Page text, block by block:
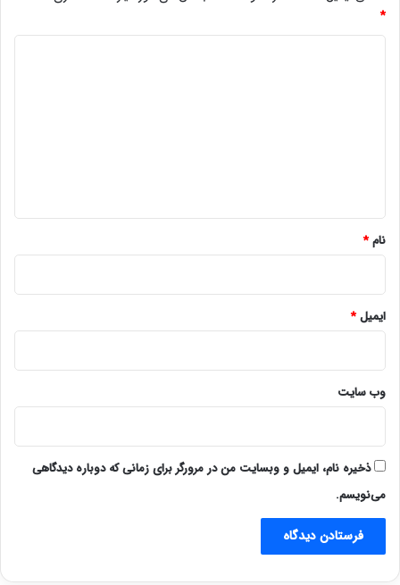
*
نام*
ایمیل*
وب‌ سایت
ذخیره نام، ایمیل و وبسایت من در مرورگر برای زمانی که دوباره دیدگاهی
می‌نویسم.